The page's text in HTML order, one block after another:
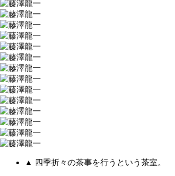
▲ 四季折々の茶事を行うという茶室。